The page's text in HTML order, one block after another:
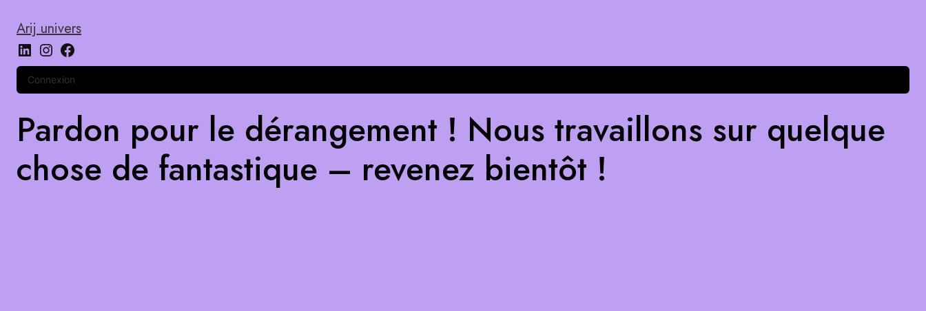
Arij univers
Connexion
Pardon pour le dérangement ! Nous travaillons sur quelque
chose de fantastique – revenez bientôt !